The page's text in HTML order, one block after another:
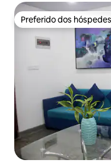
Preferido dos hóspedes
Preferido dos hóspedes